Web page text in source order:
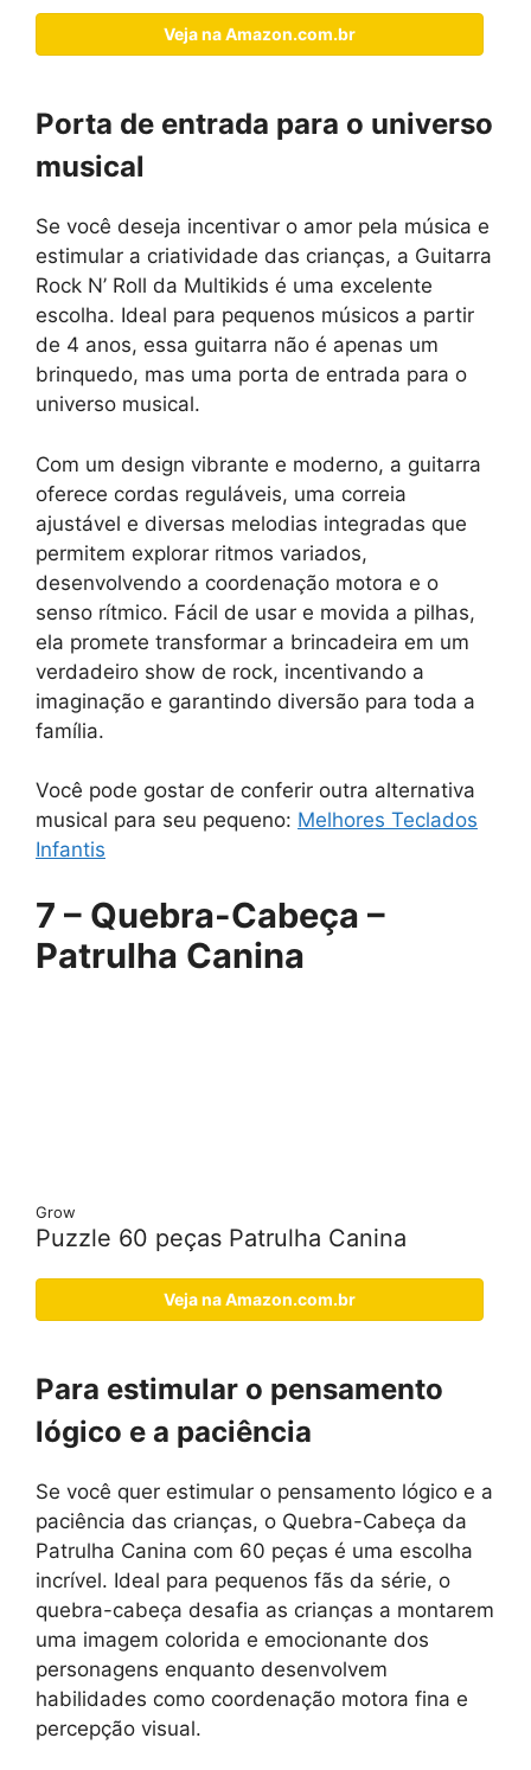
Veja na Amazon.com.br
Porta de entrada para o universo
musical
Se você deseja incentivar o amor pela música e
estimular a criatividade das crianças, a Guitarra
Rock N’ Roll da Multikids é uma excelente
escolha. Ideal para pequenos músicos a partir
de 4 anos, essa guitarra não é apenas um
brinquedo, mas uma porta de entrada para o
universo musical.
Com um design vibrante e moderno, a guitarra
oferece cordas reguláveis, uma correia
ajustável e diversas melodias integradas que
permitem explorar ritmos variados,
desenvolvendo a coordenação motora e o
senso rítmico. Fácil de usar e movida a pilhas,
ela promete transformar a brincadeira em um
verdadeiro show de rock, incentivando a
imaginação e garantindo diversão para toda a
família.
Você pode gostar de conferir outra alternativa
musical para seu pequeno: Melhores Teclados
Infantis
7 – Quebra-Cabeça –
Patrulha Canina
Grow
Puzzle 60 peças Patrulha Canina
Veja na Amazon.com.br
Para estimular o pensamento
lógico e a paciência
Se você quer estimular o pensamento lógico e a
paciência das crianças, o Quebra-Cabeça da
Patrulha Canina com 60 peças é uma escolha
incrível. Ideal para pequenos fãs da série, o
quebra-cabeça desafia as crianças a montarem
uma imagem colorida e emocionante dos
personagens enquanto desenvolvem
habilidades como coordenação motora fina e
percepção visual.